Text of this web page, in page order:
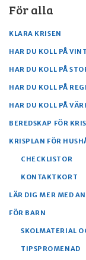
För alla
KLARA KRISEN
HAR DU KOLL PÅ
HAR DU KOLL PÅ
HAR DU KOLL PÅ
HAR DU KOLL PÅ
BEREDSKAP FÖR
KRISPLAN FÖR
CHECKLISTOR
KONTAKTKORT
LÄR DIG MER MED
FÖR BARN
SKOLMATERIAL
TIPSPROMENAD